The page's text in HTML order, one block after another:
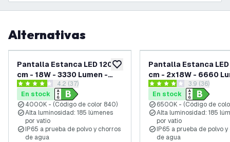
Alternativas
añadir a lista de deseos
Pantalla Estanca LED 120
cm - 18W - 3330 Lumen -
4000K - Alta Eficiencia -
Clase B - IP65 - con Tubo
LED
abrir el panel de reseñas
4.2 estrellas de puntuación
4.2 (37)
En stock
4000K - (Código de color 840)
Alta luminosidad: 185 lúmenes
por vatio
IP65 a prueba de polvo y chorros
de agua
Pantalla Estanca LED
cm - 2x18W - 6660
6500K - Alta
Clase B - IP65 - con
Tubos LED
abrir el
3.9 estrellas de puntuación
3.9 (36)
En stock
6500K - (Código de
Alta luminosidad: 185
por vatio
IP65 a prueba de polvo
de agua